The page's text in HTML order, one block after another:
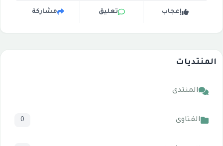
المنتديات
المنتدى
الفتاوى 0
إعجاب تعليق مشاركة